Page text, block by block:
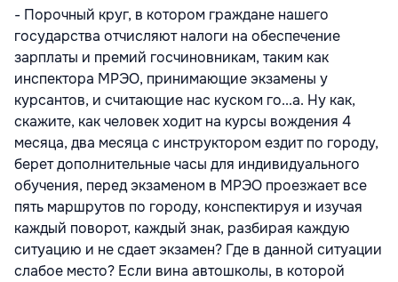
- Порочный круг, в котором граждане нашего
государства отчисляют налоги на обеспечение
зарплаты и премий госчиновникам, таким как
инспектора МРЭО, принимающие экзамены у
курсантов, и считающие нас куском го...а. Ну как,
скажите, как человек ходит на курсы вождения 4
месяца, два месяца с инструктором ездит по городу,
берет дополнительные часы для индивидуального
обучения, перед экзаменом в МРЭО проезжает все
пять маршрутов по городу, конспектируя и изучая
каждый поворот, каждый знак, разбирая каждую
ситуацию и не сдает экзамен? Где в данной ситуации
слабое место? Если вина автошколы, в которой